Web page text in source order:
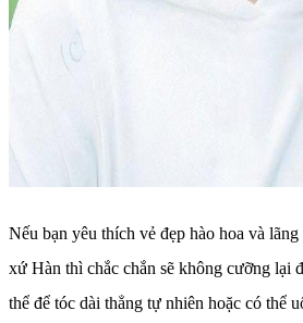
Nếu bạn yêu thích vẻ đẹp hào hoa và
xứ Hàn thì chắc chắn sẽ không cưỡng lại
thể để tóc dài thẳng tự nhiên hoặc có thể